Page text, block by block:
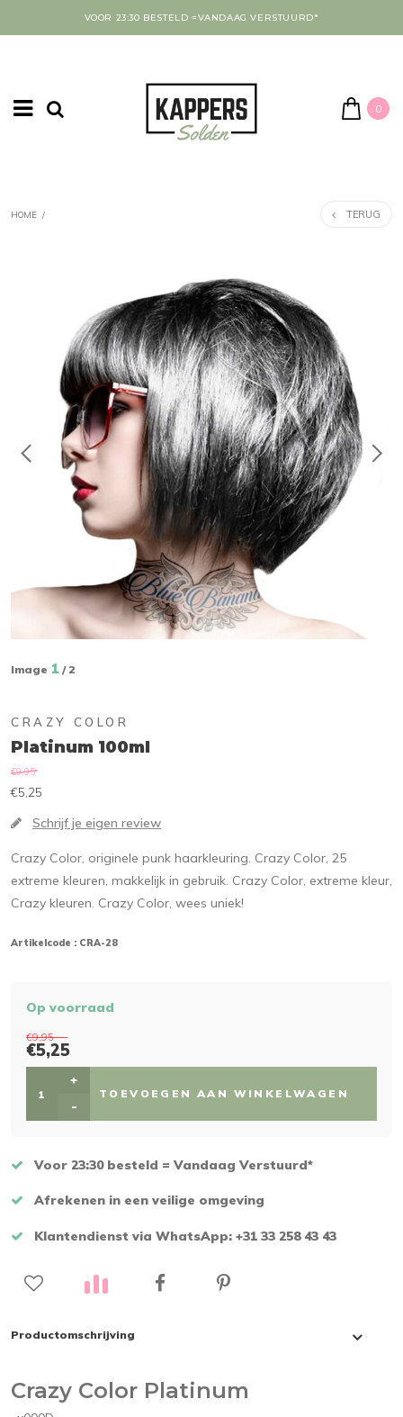
VOOR 23:30 BESTELD =VANDAAG VERSTUURD*
0
HOME / TERUG
Image 1 / 2
CRAZY COLOR
Platinum 100ml
€9,95
€5,25
Schrijf je eigen review
Crazy Color, originele punk haarkleuring. Crazy Color, 25
extreme kleuren, makkelijk in gebruik. Crazy Color, extreme kleur,
Crazy kleuren. Crazy Color, wees uniek!
Artikelcode : CRA-28
Op voorraad
€9,95
€5,25
+
-
TOEVOEGEN AAN WINKELWAGEN
Voor 23:30 besteld = Vandaag Verstuurd*
Afrekenen in een veilige omgeving
Klantendienst via WhatsApp: +31 33 258 43 43
Productomschrijving
Crazy Color Platinum